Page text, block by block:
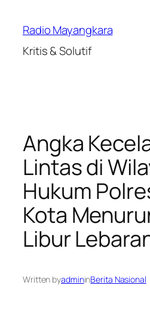
Radio Mayangkara
Kritis & Solutif
Angka
Lintas di
Hukum
Kota
Libur
Written byadmininBerita Nasional